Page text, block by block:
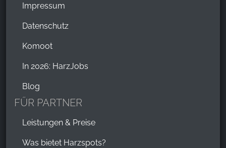
Impressum
Datenschutz
Komoot
In 2026: HarzJobs
Blog
FÜR PARTNER
Leistungen & Preise
Was bietet Harzspots?